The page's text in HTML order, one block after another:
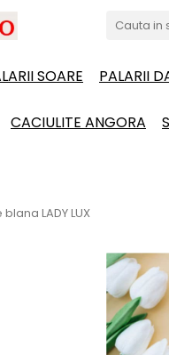
SOARE PALARII
CACIULITE ANGORA
LADY LUX